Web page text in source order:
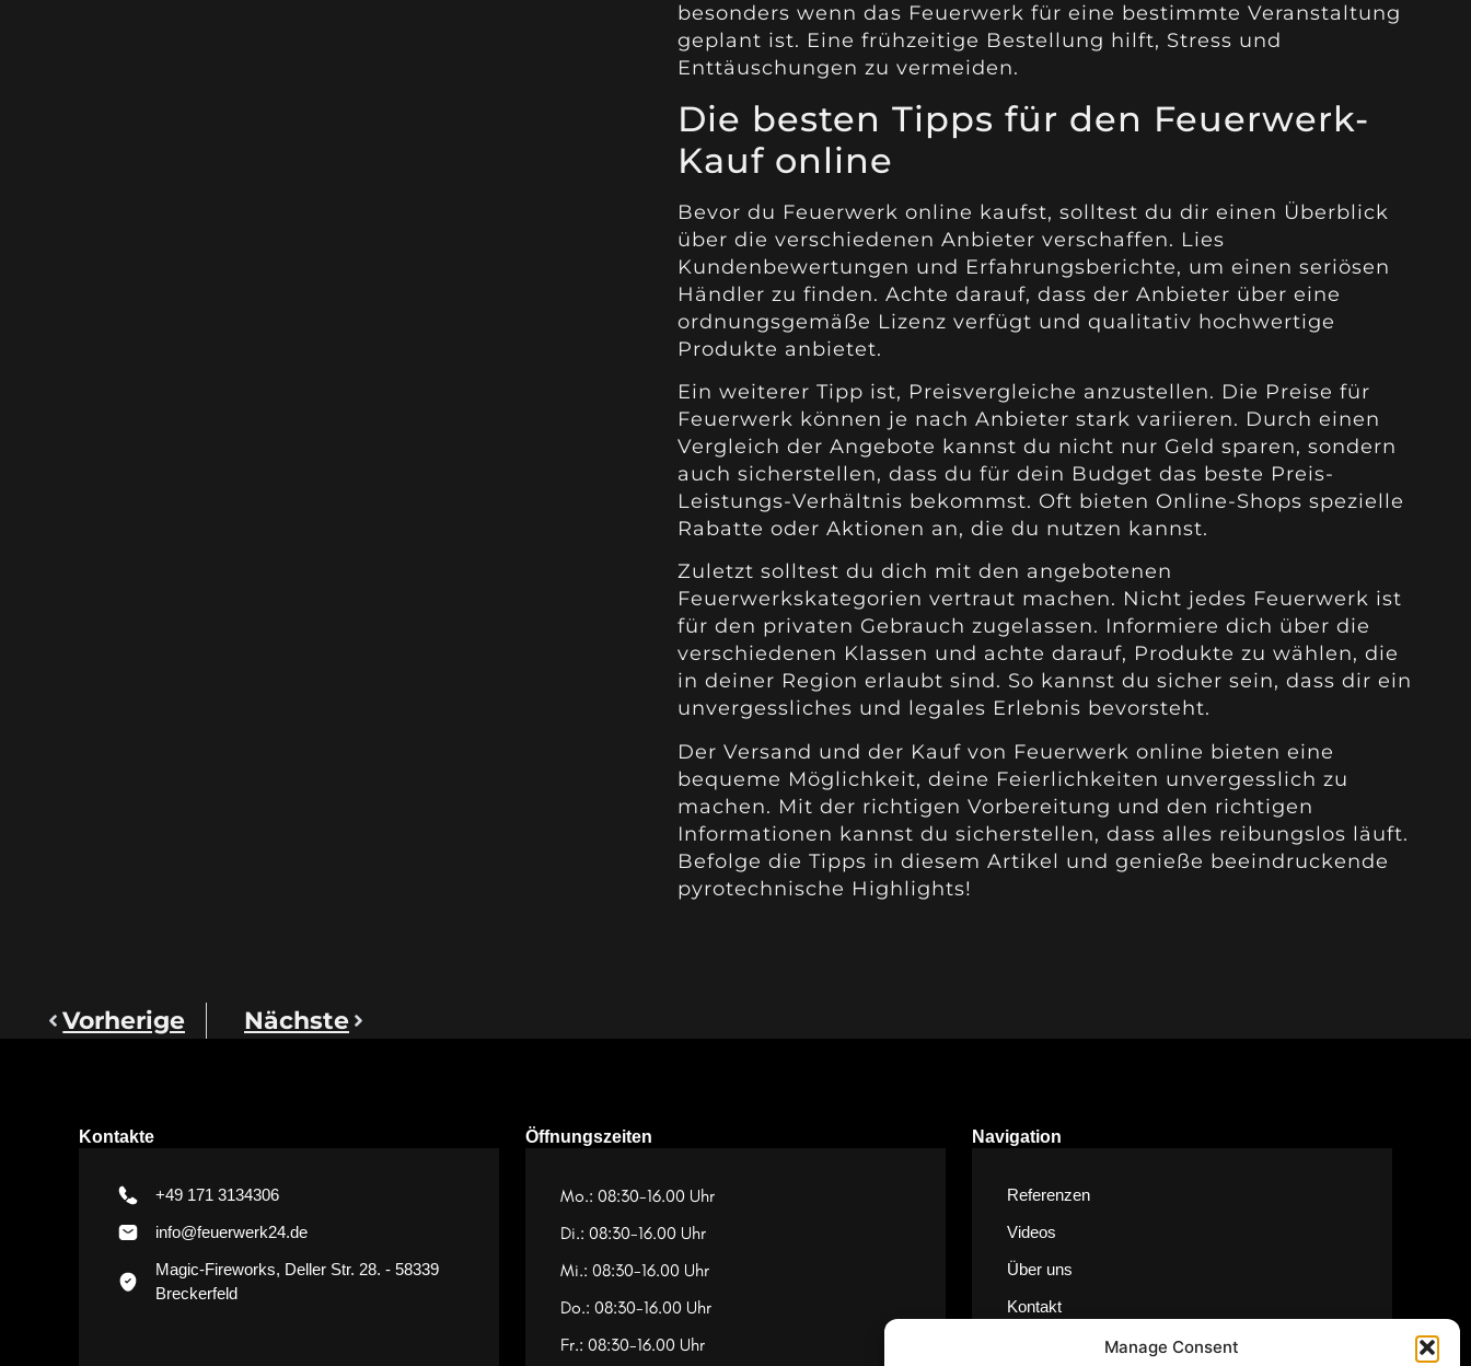
Manage Consent
besonders wenn das Feuerwerk für eine bestimmte Veranstaltung
geplant ist. Eine frühzeitige Bestellung hilft, Stress und
Enttäuschungen zu vermeiden.
Die besten Tipps für den Feuerwerk-
Kauf online
Bevor du Feuerwerk online kaufst, solltest du dir einen Überblick
über die verschiedenen Anbieter verschaffen. Lies
Kundenbewertungen und Erfahrungsberichte, um einen seriösen
Händler zu finden. Achte darauf, dass der Anbieter über eine
ordnungsgemäße Lizenz verfügt und qualitativ hochwertige
Produkte anbietet.
Ein weiterer Tipp ist, Preisvergleiche anzustellen. Die Preise für
Feuerwerk können je nach Anbieter stark variieren. Durch einen
Vergleich der Angebote kannst du nicht nur Geld sparen, sondern
auch sicherstellen, dass du für dein Budget das beste Preis-
Leistungs-Verhältnis bekommst. Oft bieten Online-Shops spezielle
Rabatte oder Aktionen an, die du nutzen kannst.
Zuletzt solltest du dich mit den angebotenen
Feuerwerkskategorien vertraut machen. Nicht jedes Feuerwerk ist
für den privaten Gebrauch zugelassen. Informiere dich über die
verschiedenen Klassen und achte darauf, Produkte zu wählen, die
in deiner Region erlaubt sind. So kannst du sicher sein, dass dir ein
unvergessliches und legales Erlebnis bevorsteht.
Der Versand und der Kauf von Feuerwerk online bieten eine
bequeme Möglichkeit, deine Feierlichkeiten unvergesslich zu
machen. Mit der richtigen Vorbereitung und den richtigen
Informationen kannst du sicherstellen, dass alles reibungslos läuft.
Befolge die Tipps in diesem Artikel und genieße beeindruckende
pyrotechnische Highlights!
Vorherige Nächste
Kontakte
+49 171 3134306
info@feuerwerk24.de
Magic-Fireworks, Deller Str. 28. - 58339
Breckerfeld
Öffnungszeiten
Mo.: 08:30-16.00 Uhr
Di.: 08:30-16.00 Uhr
Mi.: 08:30-16.00 Uhr
Do.: 08:30-16.00 Uhr
Fr.: 08:30-16.00 Uhr
Navigation
Referenzen
Videos
Über uns
Kontakt